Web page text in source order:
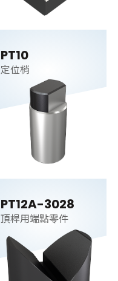
PT10
定位梢
PT12A-3028
頂桿用端點零件